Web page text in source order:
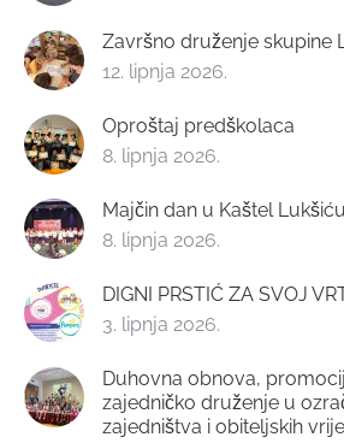
Završno druženje skupine
12. lipnja 2026.
Oproštaj predškolaca
8. lipnja 2026.
Majčin dan u Kaštel Lukšiću
8. lipnja 2026.
DIGNI PRSTIĆ ZA SVOJ
3. lipnja 2026.
Duhovna obnova,
zajedničko druženje u
zajedništva i obiteljskih